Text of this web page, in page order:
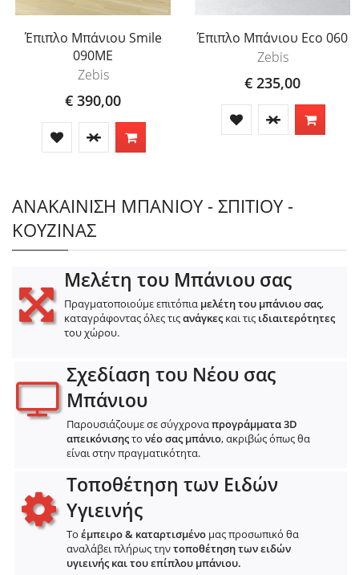
Έπιπλο Μπάνιου Smile
090ME
Zebis
€ 390,00
Έπιπλο Μπάνιου Eco 060
Zebis
€ 235,00
ΑΝΑΚΑΙΝΙΣΗ ΜΠΑΝΙΟΥ - ΣΠΙΤΙΟΥ -
ΚΟΥΖΙΝΑΣ
Μελέτη του Μπάνιου σας
Πραγματοποιούμε επιτόπια μελέτη του μπάνιου σας,
καταγράφοντας όλες τιςανάγκες και τις ιδιαιτερότητες
του χώρου.
Σχεδίαση του Νέου σας
Μπάνιου
Παρουσιάζουμε σε σύγχροναπρογράμματα 3D
απεικόνισηςτο νέο σας μπάνιο, ακριβώς όπως θα
είναι στην πραγματικότητα.
Τοποθέτηση των Ειδών
Υγιεινής
Το έμπειρο & καταρτισμένο μας προσωπικό θα
αναλάβει πλήρως τηντοποθέτηση των ειδών
υγιεινής και του επίπλου μπάνιου.